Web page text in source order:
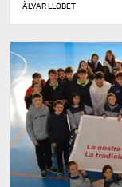
ÀLVAR LLOBET